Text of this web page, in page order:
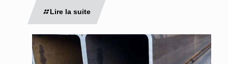
Lire la suite